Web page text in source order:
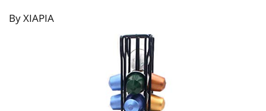
By XIAPIA